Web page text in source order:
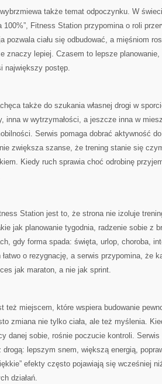
także temat odpoczynku. W
100%”, Fitness Station przypomina o roli
pozwala ciału się odbudować, a mięśniom
znaczy lepiej. Czasem to lepsze planowanie,
największy postęp.
także do szukania własnej drogi w
inna w wytrzymałości, a jeszcze inna w
Serwis pomaga dobrać aktywność
zwiększa szanse, że trening stanie się
Kiedy ruch sprawia choć odrobinę
Station jest to, że strona nie izoluje
jak planowanie tygodnia, radzenie sobie z
gdy forma spada: święta, urlop, choroba,
o rezygnację, a serwis przypomina, że
jak maraton, a nie jak sprint.
też miejscem, które wspiera budowanie
zmiana nie tylko ciała, ale też myślenia.
danej sobie, rośnie poczucie kontroli.
lepszym snem, większą energią,
efekty często pojawiają się wcześniej
działań.